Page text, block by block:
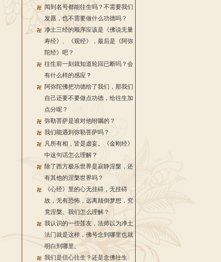
闻到名号都能往生吗？不需要我们
发愿，也不需要做什么功德吗？
净土三经的顺序应该是《佛说无量
寿经》、《观经》，最后是《阿弥
陀经》吧？
往生前一刻就知道轮回已断吗？会
有什么样的感应？
阿弥陀佛把功德给了我们，那我们
自己还要不要做点功德，给往生加
点分呢？
弥勒菩萨是谁对他咐嘱的？
我们能遇到弥勒菩萨吗？
凡所有相，皆是虚妄。《金刚经》
中这句话怎么理解？
除了西方极乐世界是寂静涅槃，还
有其他的涅槃世界吗？
《心经》里的心无挂碍，无挂碍
故，无有恐怖，远离颠倒梦想，究
竟涅槃。我们怎么理解？
我认识的一些莲友，法师以为净土
法门就是这样，佛号念到哪里也就
明白到哪里。
我们是信心往生？还是念佛往生